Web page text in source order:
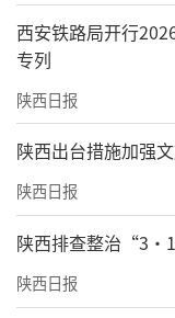
西安铁路局开行
专列
陕西日报
陕西出台措施加强
陕西日报
陕西排查整治
陕西日报